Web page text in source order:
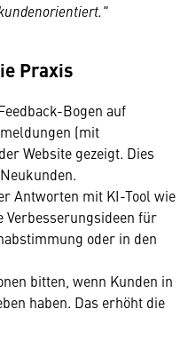
Praxis
Bogen auf
(mit
Website gezeigt. Dies
Antworten mit KI-Tool wie
Verbesserungsideen für
oder in den
bitten, wenn Kunden in
haben. Das erhöht die